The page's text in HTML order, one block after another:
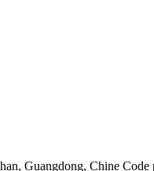
Guangdong, Chine Code